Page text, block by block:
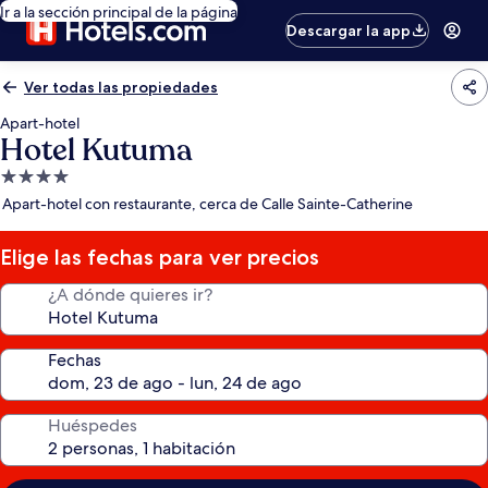
Ir a la sección principal de la página
Descargar la app
Ver todas las propiedades
Apart-hotel
Hotel Kutuma
Propiedad
de
estrellas
Apart-hotel con restaurante, cerca de Calle Sainte-Catherine
Elige las fechas para ver precios
¿A dónde quieres ir?
Fechas
Huéspedes